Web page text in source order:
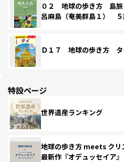
０２ 地球の歩き方 島
呂麻島（奄美群島１） ５
Ｄ１７ 地球の歩き方
特設ページ
世界遺産ランキング
地球の歩き方 meets クリ
最新作『オデュッセイア』